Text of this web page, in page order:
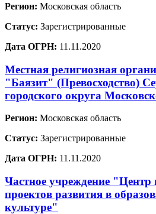
Регион: Московская область
Статус: Зарегистрированные
Дата ОГРН: 11.11.2020
Местная религиозная
"Баязит" (Превосходство)
городского округа
Регион: Московская область
Статус: Зарегистрированные
Дата ОГРН: 11.11.2020
Частное учреждение
проектов развития в
культуре"